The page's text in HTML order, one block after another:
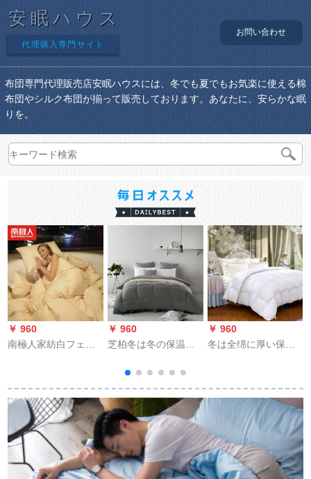
安眠ハウス
代理購入専門サイト
お問い合わせ
布団専門代理販売店安眠ハウスには、冬でも夏でもお気楽に使える棉
布団やシルク布団が揃って販売しております。あなたに、安らかな眠
りを。
￥ 960
南極人家紡白フェ布
されます。秋冬はフ
ェザによって冬は-ベ
ルジュン150 x 200
cmです。
￥ 960
芝柏冬は冬の保温挂
のシングダムの上に
敷き下段の学生用布
団を敷きました。灰
色の1.5*2.0斤になり
ます。
￥ 960
冬は全绵に厚い保温
て、アヒの毛が芯の
ホテリアのベト用品
の白い標準220*240
cmです。